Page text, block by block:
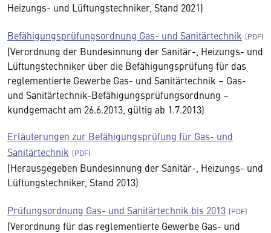
Heizungs- und Lüftungstechniker, Stand 2021)
Befähigungsprüfungsordnung Gas- und Sanitärtechnik
(Verordnung der Bundesinnung der Sanitär-, Heizungs- und
Lüftungstechniker über die Befähigungsprüfung für das
reglementierte Gewerbe Gas- und Sanitärtechnik – Gas-
und Sanitärtechnik-Befähigungsprüfungsordnung –
kundgemacht am 26.6.2013, gültig ab 1.7.2013)
Erläuterungen zur Befähigungsprüfung für Gas- und
Sanitärtechnik
(Herausgegeben Bundesinnung der Sanitär-, Heizungs- und
Lüftungstechniker, Stand 2013)
Prüfungsordnung Gas- und Sanitärtechnik bis 2013
(Verordnung für das reglementierte Gewerbe Gas- und